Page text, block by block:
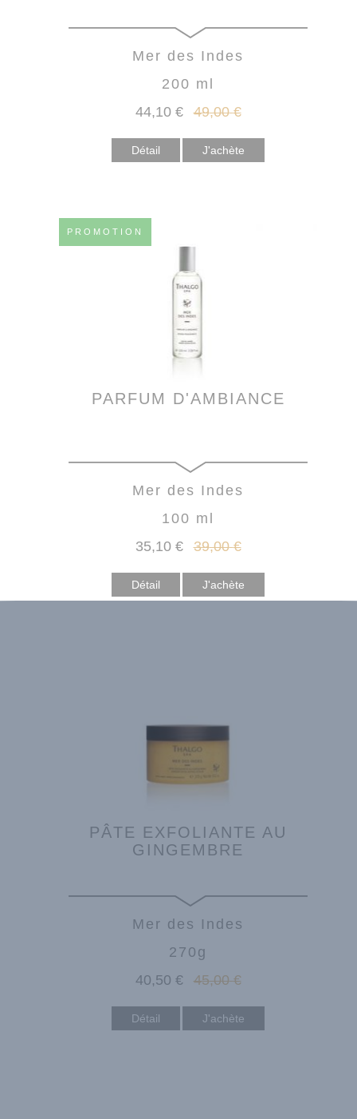
Mer des Indes
200 ml
44,10 € 49,00 €
Détail
PROMOTION
PARFUM D'AMBIANCE
Mer des Indes
100 ml
35,10 € 39,00 €
Détail
PÂTE EXFOLIANTE AU
GINGEMBRE
Mer des Indes
270g
40,50 € 45,00 €
Détail